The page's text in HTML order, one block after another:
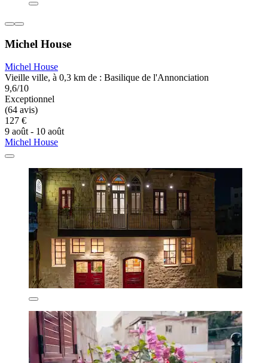
Michel House
Michel House
Vieille ville, à 0,3 km de : Basilique de l'Annonciation
9,6/10
Exceptionnel
(64 avis)
127 €
9 août - 10 août
Michel House